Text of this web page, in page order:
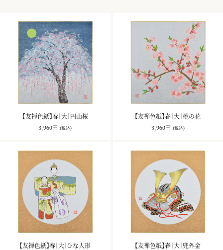
【友禅色紙】春｜大｜円山桜
3,960円 (税込)
【友禅色紙】春｜大｜桃の花
3,960円 (税込)
【友禅色紙】春｜大｜ひな人形 【友禅色紙】春｜大｜兜外金